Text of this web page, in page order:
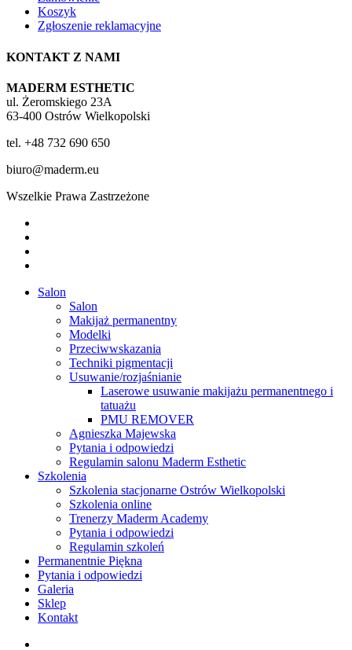
Koszyk
Zgłoszenie reklamacyjne
KONTAKT Z NAMI
MADERM ESTHETIC
ul. Żeromskiego 23A
63-400 Ostrów Wielkopolski
tel. +48 732 690 650
biuro@maderm.eu
Wszelkie Prawa Zastrzeżone
Close
Salon
Salon
Makijaż permanentny
Modelki
Przeciwwskazania
Techniki pigmentacji
Usuwanie/rozjaśnianie
Laserowe usuwanie makijażu permanentnego i
tatuażu
PMU REMOVER
Agnieszka Majewska
Pytania i odpowiedzi
Regulamin salonu Maderm Esthetic
Szkolenia
Szkolenia stacjonarne Ostrów Wielkopolski
Szkolenia online
Trenerzy Maderm Academy
Pytania i odpowiedzi
Regulamin szkoleń
Permanentnie Piękna
Pytania i odpowiedzi
Galeria
Sklep
Kontakt